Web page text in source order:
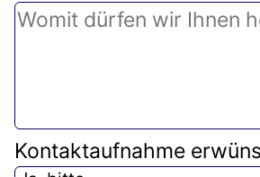
Kontaktaufnahme